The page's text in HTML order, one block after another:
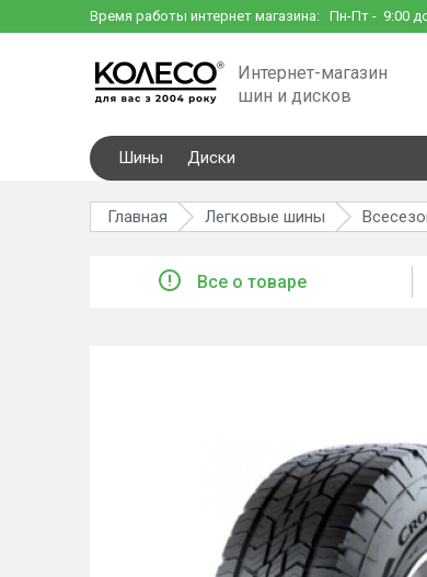
Время работы интернет магазина: Пн-Пт - 9:00
Интернет-магазин
шин и дисков
Шины Диски
Главная Легковые шины
Все о товаре